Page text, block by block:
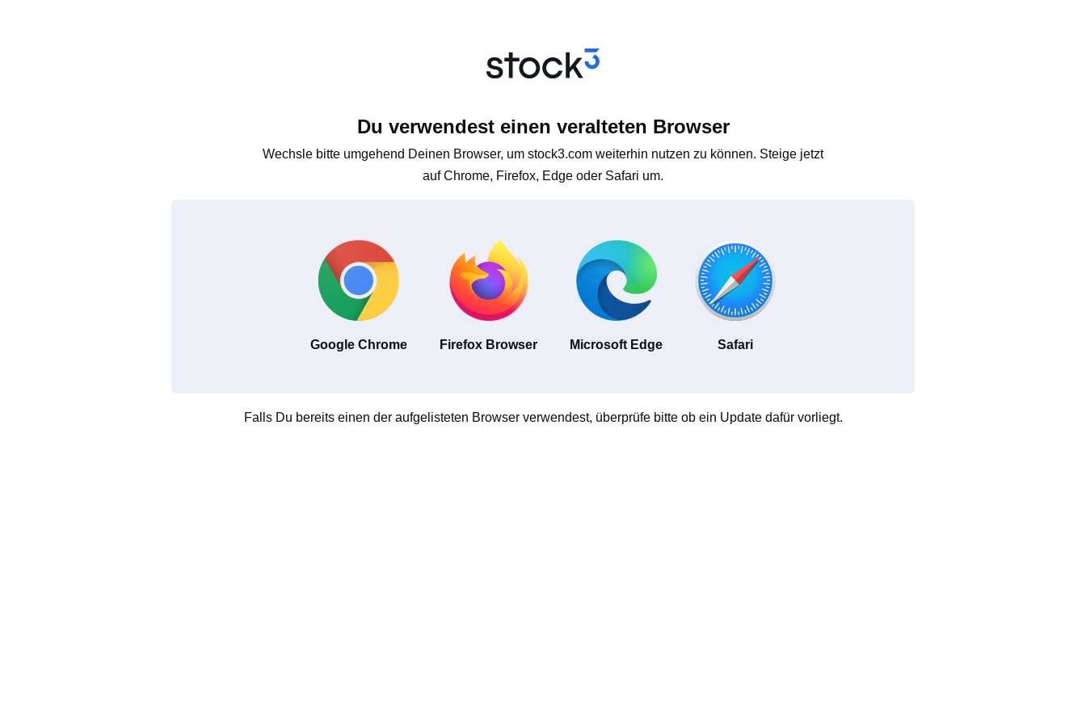
Du verwendest einen veralteten Browser
Wechsle bitte umgehend Deinen Browser, um stock3.com weiterhin nutzen zu können. Steige jetzt
auf Chrome, Firefox, Edge oder Safari um.
Google Chrome Firefox Browser Microsoft Edge Safari
Falls Du bereits einen der aufgelisteten Browser verwendest, überprüfe bitte ob ein Update dafür vorliegt.